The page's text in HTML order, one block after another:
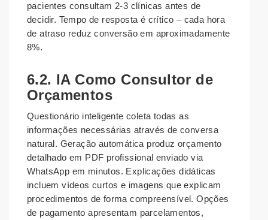
pacientes consultam 2-3 clínicas antes de
decidir. Tempo de resposta é crítico – cada hora
de atraso reduz conversão em aproximadamente
8%.
6.2. IA Como Consultor de
Orçamentos
Questionário inteligente coleta todas as
informações necessárias através de conversa
natural. Geração automática produz orçamento
detalhado em PDF profissional enviado via
WhatsApp em minutos. Explicações didáticas
incluem vídeos curtos e imagens que explicam
procedimentos de forma compreensível. Opções
de pagamento apresentam parcelamentos,